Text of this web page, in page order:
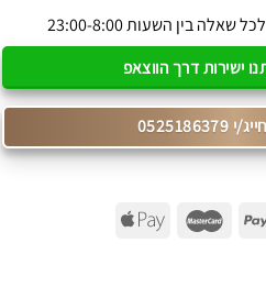
לכל שאלה בין השעות 23:00-8:00
ישירות דרך הווצאפ